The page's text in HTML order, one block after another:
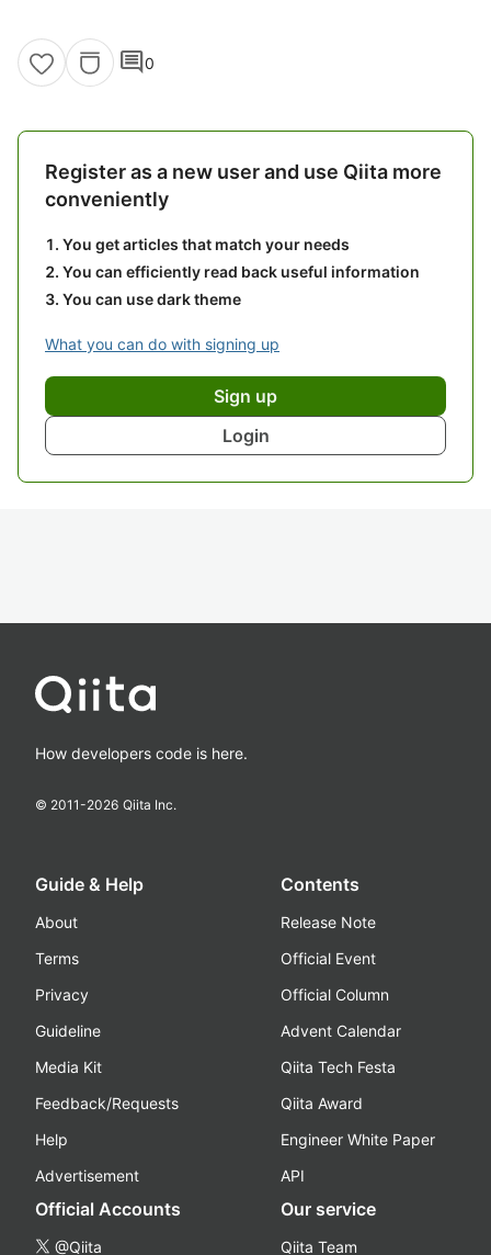
comment0
Register as a new user and use Qiita more
conveniently
You get articles that match your needs
You can efficiently read back useful information
You can use dark theme
What you can do with signing up
Sign up
Login
How developers code is here.
© 2011-2026 Qiita Inc.
Guide & Help
About
Terms
Privacy
Guideline
Media Kit
Feedback/Requests
Help
Advertisement
Contents
Release Note
Official Event
Official Column
Advent Calendar
Qiita Tech Festa
Qiita Award
Engineer White Paper
API
Official Accounts
@Qiita
Our service
Qiita Team